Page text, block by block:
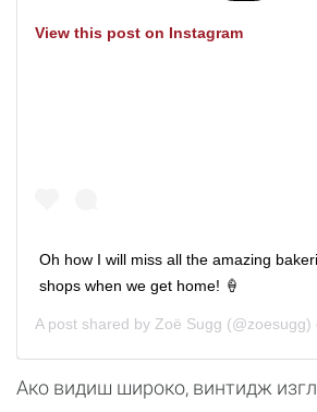
View this post on Instagram
Oh how I will miss all the amazing
shops when we get home! 🍦
A post shared by Zoë Sugg (@zoesugg)
Ако видиш широко, винтидж